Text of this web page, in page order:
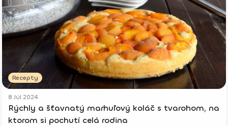
Recepty
8 Júl 2024
Rýchly a šťavnatý marhuľový koláč s tvarohom, na
ktorom si pochutí celá rodina